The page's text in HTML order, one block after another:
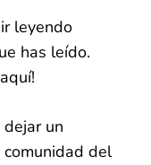
leyendo
has leído.
un
del